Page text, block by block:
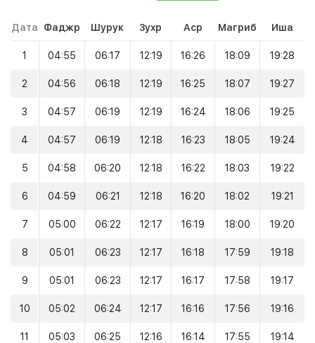
Дата Фаджр Шурук Зухр Аср Магриб Иша
1 04:55 06:17 12:19 16:26 18:09 19:28
2 04:56 06:18 12:19 16:25 18:07 19:27
3 04:57 06:19 12:19 16:24 18:06 19:25
4 04:57 06:19 12:18 16:23 18:05 19:24
5 04:58 06:20 12:18 16:22 18:03 19:22
6 04:59 06:21 12:18 16:20 18:02 19:21
7 05:00 06:22 12:17 16:19 18:00 19:20
8 05:01 06:23 12:17 16:18 17:59 19:18
9 05:01 06:23 12:17 16:17 17:58 19:17
10 05:02 06:24 12:17 16:16 17:56 19:16
11 05:03 06:25 12:16 16:14 17:55 19:14